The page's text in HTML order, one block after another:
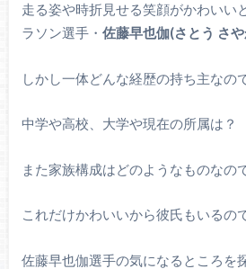
走る姿や時折見せる笑顔がかわいい
ラソン選手・ 佐藤早也伽(さとう さ
しかし一体どんな経歴の持ち主なの
中学や高校、大学や現在の所属は？
また家族構成はどのようなものなの
これだけかわいいから彼氏もいるの
佐藤早也伽選手の気になるところを